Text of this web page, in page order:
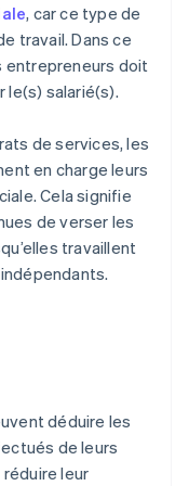
, car ce type de
travail. Dans ce
entrepreneurs doit
le(s) salarié(s).
de services, les
en charge leurs
Cela signifie
de verser les
travaillent
déduire les
de leurs
leur